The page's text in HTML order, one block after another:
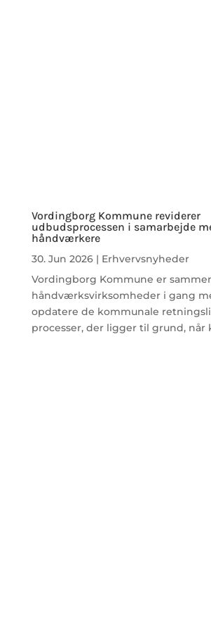
Vordingborg Kommune reviderer
udbudsprocessen i samarbejde
håndværkere
30. Jun 2026| Erhvervsnyheder
Vordingborg Kommune er
håndværksvirksomheder i gang
opdatere de kommunale
processer, der ligger til grund, når